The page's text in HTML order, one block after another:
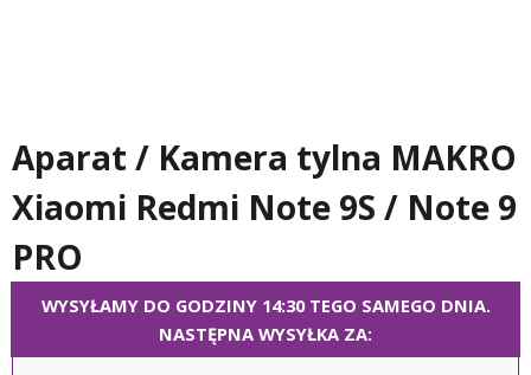
Aparat / Kamera tylna MAKRO
Xiaomi Redmi Note 9S / Note 9
PRO
WYSYŁAMY DO GODZINY 14:30 TEGO SAMEGO DNIA.
NASTĘPNA WYSYŁKA ZA: